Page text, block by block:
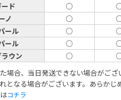
ド
○
ノ
○
ール
○
ール
○
ウン
○
場合、当日発送できない場合がござ
となる場合がございます。あらかじ
コチラ